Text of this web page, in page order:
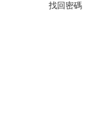
找回密碼